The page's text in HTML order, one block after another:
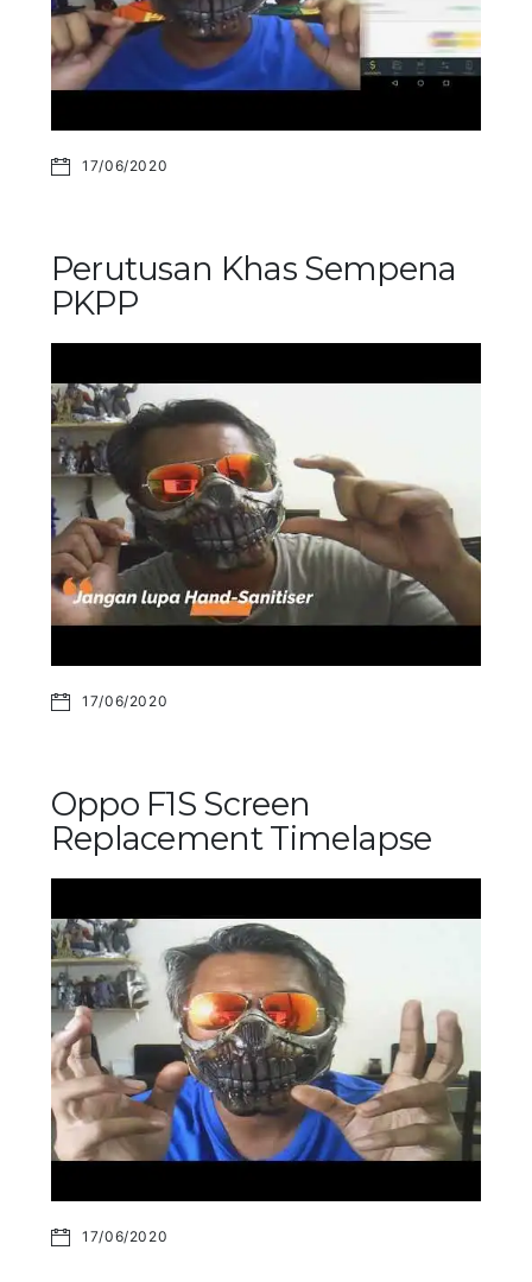
17/06/2020
Perutusan Khas Sempena
PKPP
17/06/2020
Oppo F1S Screen
Replacement Timelapse
17/06/2020